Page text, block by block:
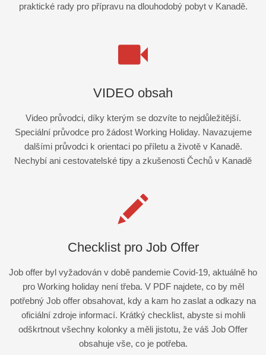
praktické rady pro přípravu na dlouhodobý pobyt v Kanadě.
VIDEO obsah
Video průvodci, díky kterým se dozvíte to nejdůležitější.
Speciální průvodce pro žádost Working Holiday. Navazujeme
dalšími průvodci k orientaci po příletu a životě v Kanadě.
Nechybí ani cestovatelské tipy a zkušenosti Čechů v Kanadě
Checklist pro Job Offer
Job offer byl vyžadován v době pandemie Covid-19, aktuálně ho
pro Working holiday není třeba. V PDF najdete, co by měl
potřebný Job offer obsahovat, kdy a kam ho zaslat a odkazy na
oficiální zdroje informací. Krátký checklist, abyste si mohli
odškrtnout všechny kolonky a měli jistotu, že váš Job Offer
obsahuje vše, co je potřeba.